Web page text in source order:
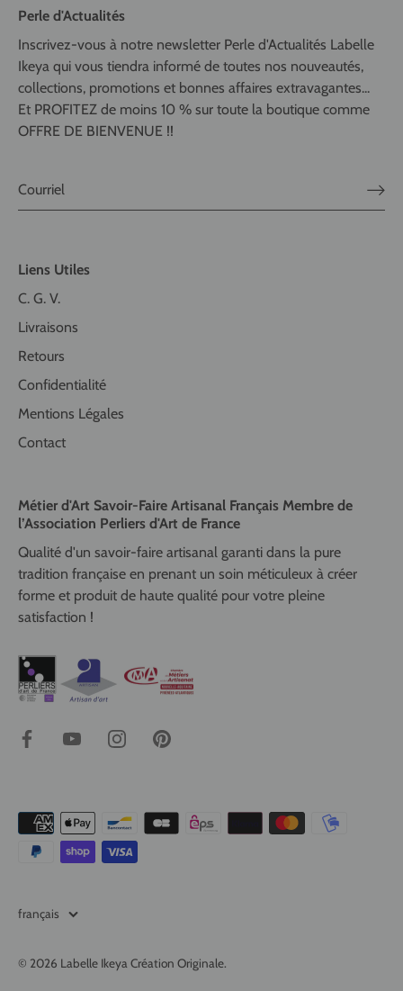
Perle d'Actualités
Inscrivez-vous à notre newsletter Perle d'Actualités Labelle
Ikeya qui vous tiendra informé de toutes nos nouveautés,
collections, promotions et bonnes affaires extravagantes...
Et PROFITEZ de moins 10 % sur toute la boutique comme
OFFRE DE BIENVENUE !!
Liens Utiles
C. G. V.
Livraisons
Retours
Confidentialité
Mentions Légales
Contact
Métier d'Art Savoir-Faire Artisanal Français Membre de
l’Association Perliers d'Art de France
Qualité d'un savoir-faire artisanal garanti dans la pure
tradition française en prenant un soin méticuleux à créer
forme et produit de haute qualité pour votre pleine
satisfaction !
Langue
français
© 2026 Labelle Ikeya Création Originale.